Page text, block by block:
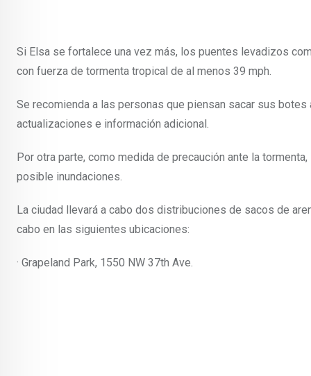
Si Elsa se fortalece una vez más, los puentes levadizos
con fuerza de tormenta tropical de al menos 39 mph.
Se recomienda a las personas que piensan sacar sus
actualizaciones e información adicional.
Por otra parte, como medida de precaución ante la
posible inundaciones.
La ciudad llevará a cabo dos distribuciones de sacos de
cabo en las siguientes ubicaciones:
· Grapeland Park, 1550 NW 37th Ave.